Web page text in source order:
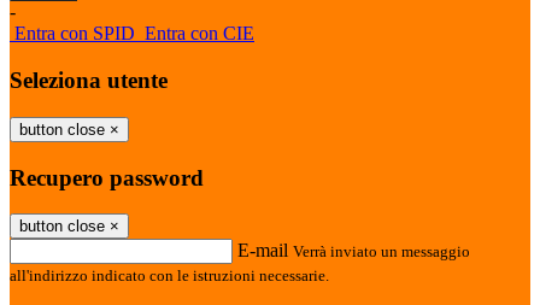
-
Entra con SPID Entra con CIE
Seleziona utente
button close ×
Recupero password
button close ×
E-mail Verrà inviato un messaggio
all'indirizzo indicato con le istruzioni necessarie.